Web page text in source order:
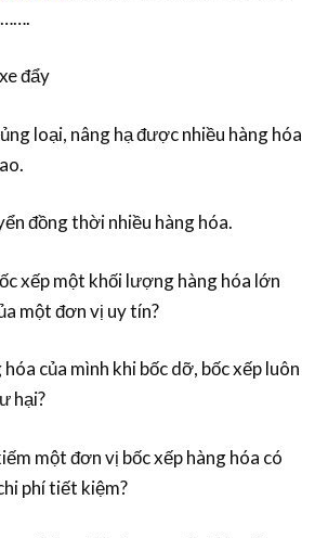
…….
đẩy
loại, nâng hạ được nhiều hàng hóa
đồng thời nhiều hàng hóa.
xếp một khối lượng hàng hóa lớn
một đơn vị uy tín?
của mình khi bốc dỡ, bốc xếp luôn
hại?
một đơn vị bốc xếp hàng hóa có
phí tiết kiệm?